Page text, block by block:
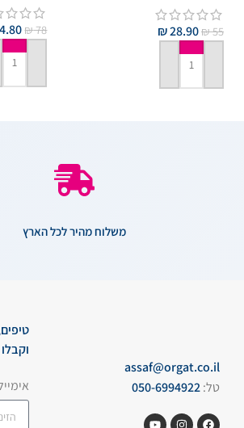
₪55
₪28.90
הוספה לסל
₪78
הוספה
משלוח מהיר לכל הארץ
assaf@orgat.co.il
טל:050-6994922